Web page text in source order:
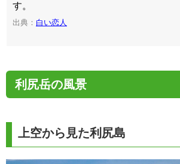
す。
出典： 白い恋人
利尻岳の風景
上空から見た利尻島